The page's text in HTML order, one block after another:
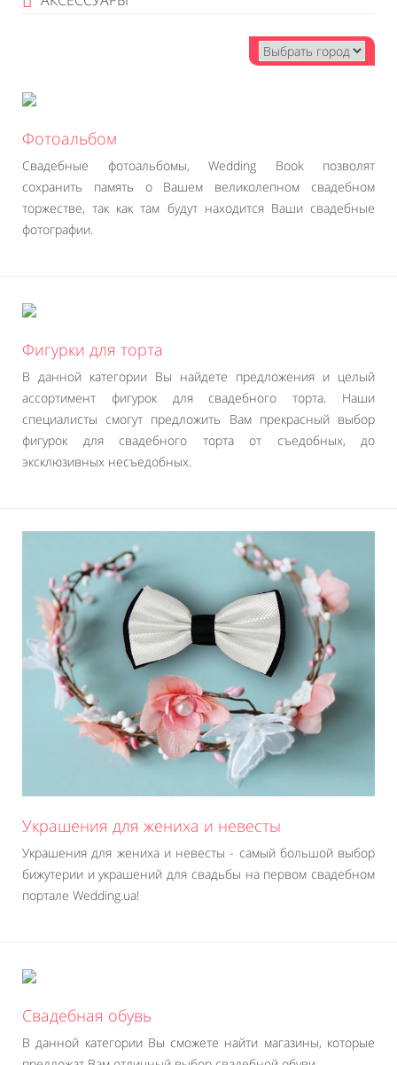
Фотоальбом
Свадебные фотоальбомы, Wedding Book позволят
сохранить память о Вашем великолепном свадебном
торжестве, так как там будут находится Ваши свадебные
фотографии.
Фигурки для торта
В данной категории Вы найдете предложения и целый
ассортимент фигурок для свадебного торта. Наши
специалисты смогут предложить Вам прекрасный выбор
фигурок для свадебного торта от съедобных, до
эксклюзивных несъедобных.
Украшения для жениха и невесты
Украшения для жениха и невесты - самый большой выбор
бижутерии и украшений для свадьбы на первом свадебном
портале Wedding.ua!
Свадебная обувь
В данной категории Вы сможете найти магазины, которые